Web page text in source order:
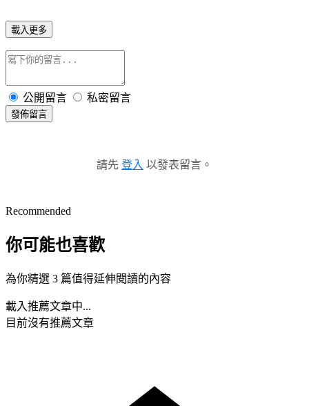
載入更多
公開留言 私密留言
發佈留言
請先 登入 以發表留言。
Recommended
你可能也喜歡
為你精選 3 篇值得延伸閱讀的內容
載入推薦文章中...
目前沒有推薦文章